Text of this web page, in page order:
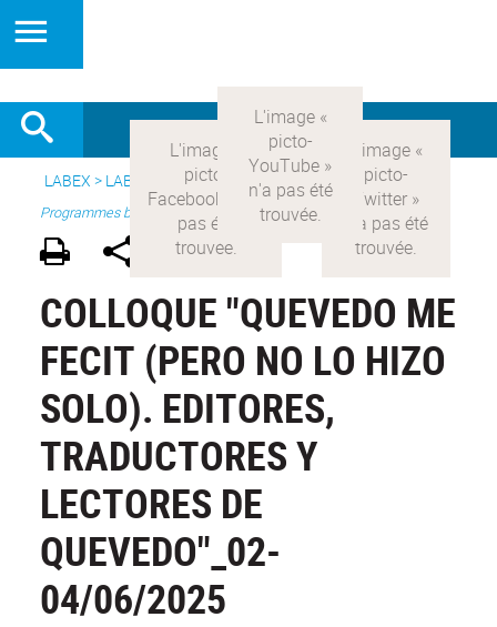
LABEX > LABEX COMOD> Version française > Recherche >
Programmes blanc
COLLOQUE "QUEVEDO ME
FECIT (PERO NO LO HIZO
SOLO). EDITORES,
TRADUCTORES Y
LECTORES DE
QUEVEDO"_02-
04/06/2025